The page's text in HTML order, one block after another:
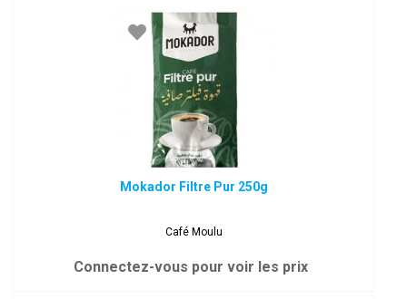
Mokador Filtre Pur 250g
Café Moulu
Connectez-vous pour voir les prix